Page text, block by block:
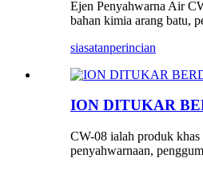
Ejen Penyahwarna Air
bahan kimia arang batu,
siasatanperincian
ION DITUKAR
CW-08 ialah produk
penyahwarnaan,